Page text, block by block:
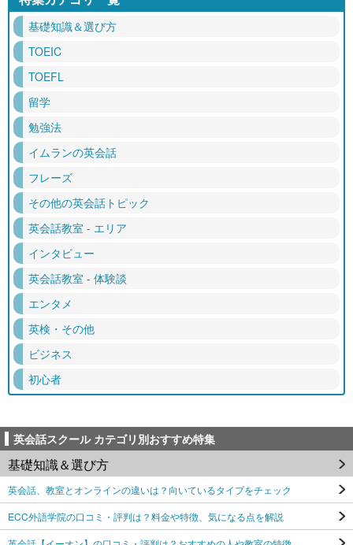
基礎知識＆選び方
TOEIC
TOEFL
留学
勉強法
イムランの英会話
フレーズ
その他の英会話トピック
英会話教室 - エリア
インタビュー
英会話教室 - 体験談
エンタメ
英検・その他
ビジネス
初心者
英会話スクール カテゴリ別おすすめ特集
基礎知識＆選び方
英会話、教室とオンラインの違いは？向いているタイプをチェック
ECC外語学院の口コミ・評判は？料金や特徴、気になる点を解説